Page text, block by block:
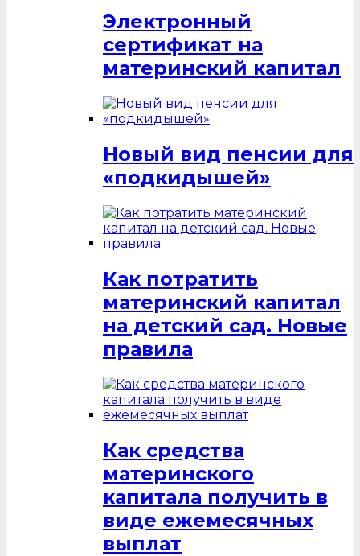
Электронный
сертификат на
материнский капитал
Новый вид пенсии для
«подкидышей»
Как потратить
материнский капитал
на детский сад. Новые
правила
Как средства
материнского
капитала получить в
виде ежемесячных
выплат